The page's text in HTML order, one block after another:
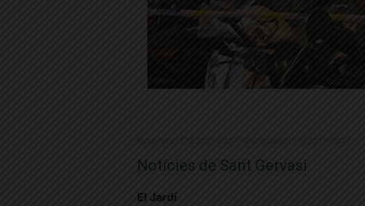
Notícies de Sant Gervasi
El Jardí